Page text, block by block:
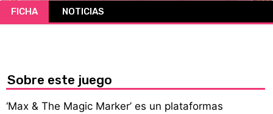
FICHA NOTICIAS
Sobre este juego
‘Max & The Magic Marker’ es un plataformas